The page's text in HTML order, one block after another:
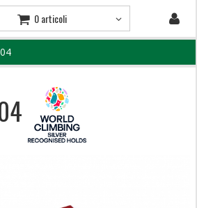
0 articoli